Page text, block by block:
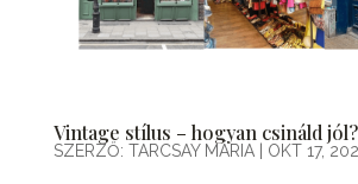
Vintage stílus – hogyan csináld jól?
SZERZŐ: TARCSAY MÁRIA| OKT 17,